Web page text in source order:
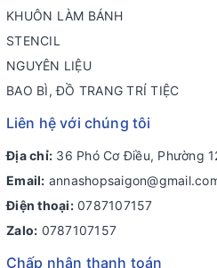
KHUÔN LÀM BÁNH
STENCIL
NGUYÊN LIỆU
BAO BÌ, ĐỒ TRANG TRÍ TIỆC
Liên hệ với chúng tôi
Địa chỉ: 36 Phó Cơ Điều, Phường
Email:
Điện thoại: 0787107157
Zalo: 0787107157
Chấp nhận thanh toán